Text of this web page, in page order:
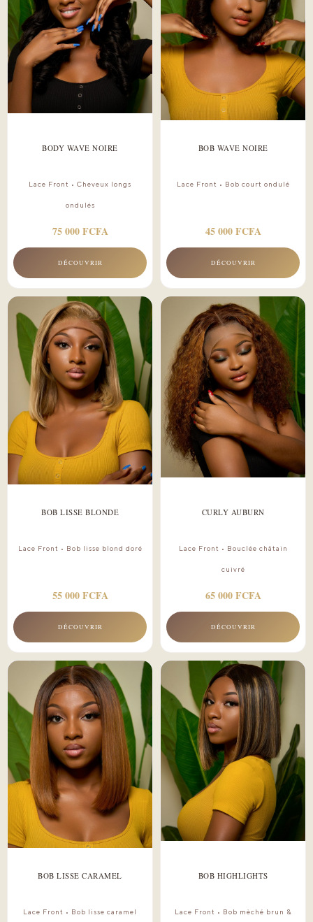
BODY WAVE NOIRE
Lace Front • Cheveux longs
ondulés
75 000 FCFA
DÉCOUVRIR
BOB WAVE NOIRE
Lace Front • Bob court ondulé
45 000 FCFA
DÉCOUVRIR
BOB LISSE BLONDE
Lace Front • Bob lisse blond doré
55 000 FCFA
DÉCOUVRIR
CURLY AUBURN
Lace Front • Bouclée châtain
cuivré
65 000 FCFA
DÉCOUVRIR
BOB LISSE CARAMEL
Lace Front • Bob lisse caramel
BOB HIGHLIGHTS
Lace Front • Bob mèché brun &